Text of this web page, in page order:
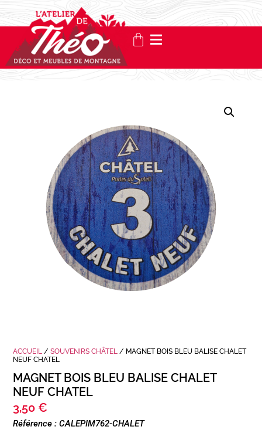
ACCUEIL /SOUVENIRS CHÂTEL / MAGNET BOIS BLEU BALISE CHALET
NEUF CHATEL
MAGNET BOIS BLEU BALISE CHALET
NEUF CHATEL
3,50 €
Référence : CALEPIM762-CHALET